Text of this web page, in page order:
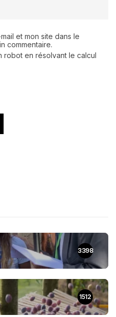
et mon site dans le
commentaire.
robot en résolvant le calcul
3398
1512